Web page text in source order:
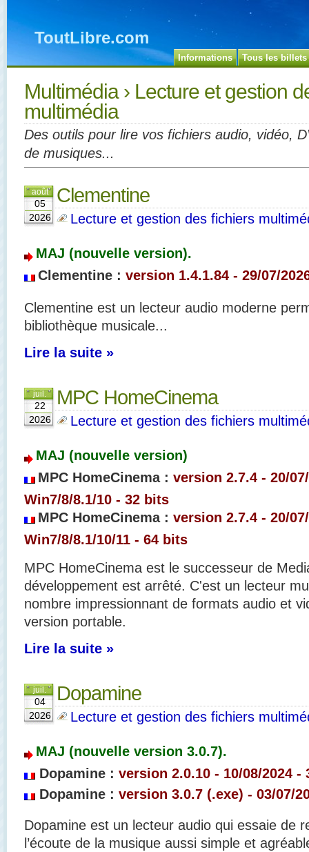
ToutLibre.com
Informations Tous les billets
Multimédia› Lecture et gestion
multimédia
Des outils pour lire vos fichiers audio, vidéo,
de musiques...
août
05
2026
Clementine
Lecture et gestion des fichiers
MAJ (nouvelle version).
Clementine : version 1.4.1.84 - 29/07/
Clementine est un lecteur audio moderne
bibliothèque musicale...
Lire la suite »
juil.
22
2026
MPC HomeCinema
Lecture et gestion des fichiers
MAJ (nouvelle version)
MPC HomeCinema : version 2.7.4 - 20/
Win7/8/8.1/10 - 32 bits
MPC HomeCinema : version 2.7.4 - 20/
Win7/8/8.1/10/11 - 64 bits
MPC HomeCinema est le successeur de
développement est arrêté. C'est un lecteur
nombre impressionnant de formats audio et
version portable.
Lire la suite »
juil.
04
2026
Dopamine
Lecture et gestion des fichiers
MAJ (nouvelle version 3.0.7).
Dopamine : version 2.0.10 - 10/08/2024 -
Dopamine : version 3.0.7 (.exe) - 03/07/
Dopamine est un lecteur audio qui essaie de
l’écoute de la musique aussi simple et